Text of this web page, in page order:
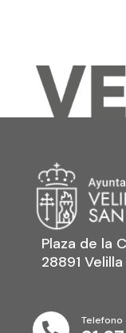
Plaza de la
28891

Telefono